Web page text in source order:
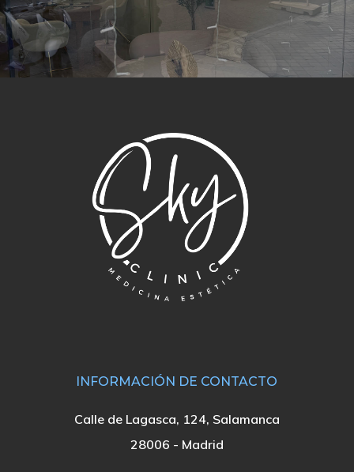
INFORMACIÓN DE CONTACTO
Calle de Lagasca, 124, Salamanca
28006 - Madrid